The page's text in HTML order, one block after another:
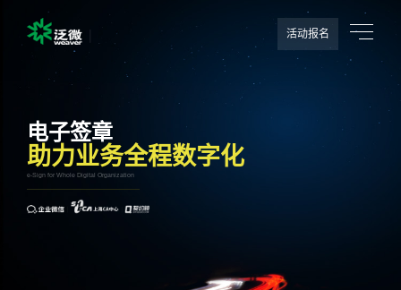
活动报名
电子签章
助力业务全程数字化
e-Sign for Whole Digital Organization